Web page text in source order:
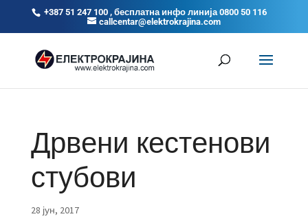
+387 51 247 100 , бесплатна инфо линија 0800 50 116
callcentar@elektrokrajina.com
Дрвени кестенови
стубови
28 јун, 2017